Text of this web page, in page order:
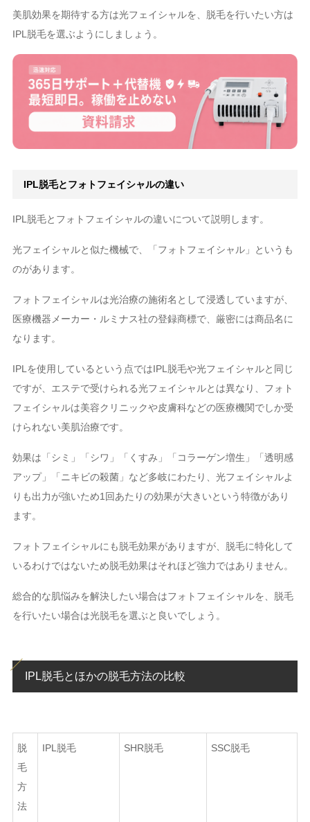
美肌効果を期待する方は光フェイシャルを、脱毛を行いたい方は
IPL脱毛を選ぶようにしましょう。
IPL脱毛とフォトフェイシャルの違い
IPL脱毛とフォトフェイシャルの違いについて説明します。
光フェイシャルと似た機械で、「フォトフェイシャル」というも
のがあります。
フォトフェイシャルは光治療の施術名として浸透していますが、
医療機器メーカー・ルミナス社の登録商標で、厳密には商品名に
なります。
IPLを使用しているという点ではIPL脱毛や光フェイシャルと同じ
ですが、エステで受けられる光フェイシャルとは異なり、フォト
フェイシャルは美容クリニックや皮膚科などの医療機関でしか受
けられない美肌治療です。
効果は「シミ」「シワ」「くすみ」「コラーゲン増生」「透明感
アップ」「ニキビの殺菌」など多岐にわたり、光フェイシャルよ
りも出力が強いため1回あたりの効果が大きいという特徴があり
ます。
フォトフェイシャルにも脱毛効果がありますが、脱毛に特化して
いるわけではないため脱毛効果はそれほど強力ではありません。
総合的な肌悩みを解決したい場合はフォトフェイシャルを、脱毛
を行いたい場合は光脱毛を選ぶと良いでしょう。
IPL脱毛とほかの脱毛方法の比較
脱
毛
方
法
IPL脱毛 SHR脱毛 SSC脱毛